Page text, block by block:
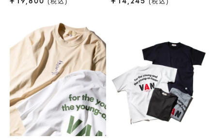
税込 税込